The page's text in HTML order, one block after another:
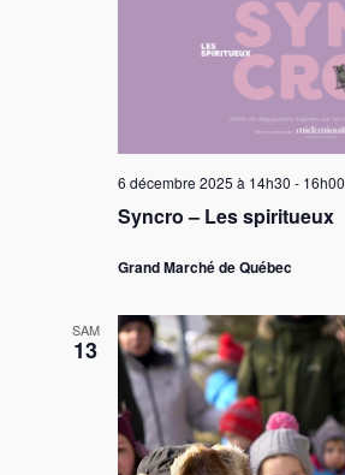
Syncro – Les spiritueux
6 décembre 2025 à 14h30 - 16h00
Grand Marché de Québec
SAM
13